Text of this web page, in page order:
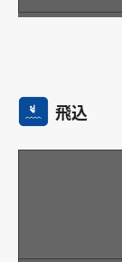
飛込